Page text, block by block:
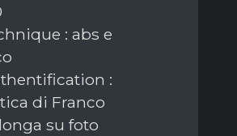
: abs e
:
di Franco
su foto